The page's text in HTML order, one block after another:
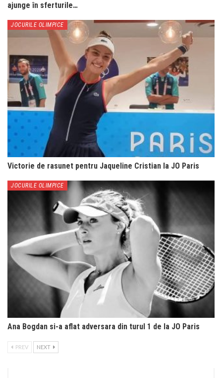
ajunge în sferturile…
JOCURILE OLIMPICE
Victorie de rasunet pentru Jaqueline Cristian la JO Paris
JOCURILE OLIMPICE
Ana Bogdan si-a aflat adversara din turul 1 de la JO Paris
PREV NEXT